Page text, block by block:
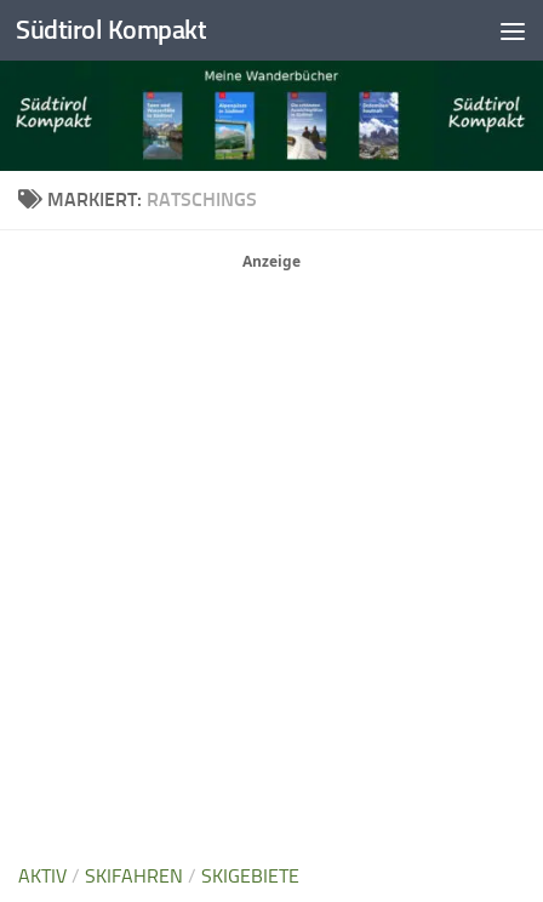
Skip to content
Südtirol Kompakt
MARKIERT: RATSCHINGS
Anzeige
AKTIV / SKIFAHREN / SKIGEBIETE